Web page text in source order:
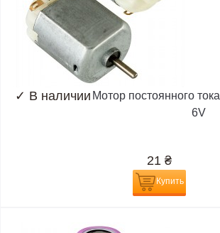
✓ В наличии Мотор постоянного
6V
21 ₴
Купить